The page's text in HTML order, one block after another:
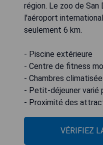
région. Le zoo de
l'aéroport
seulement 6 km.
- Piscine extérieure
- Centre de fitness
- Chambres
- Petit-déjeuner varié
- Proximité des
VÉRIFIEZ